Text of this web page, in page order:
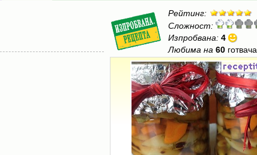
Рейтинг:
Сложност:
Изпробвана: 4
Любима на 60 готвача